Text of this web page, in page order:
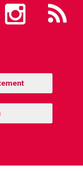
Instagram
RSS